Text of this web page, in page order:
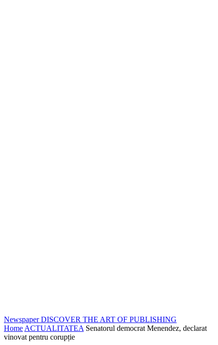
Newspaper DISCOVER THE ART OF PUBLISHING
Home ACTUALITATEA Senatorul democrat Menendez, declarat
vinovat pentru corupție